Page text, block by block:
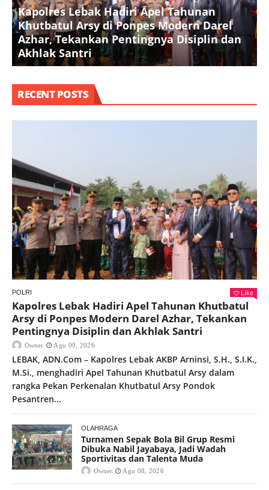
Kapolres Lebak Hadiri Apel Tahunan
Khutbatul Arsy di Ponpes Modern Darel
Azhar, Tekankan Pentingnya Disiplin dan
Akhlak Santri
RECENT POSTS
POLRI Like
Kapolres Lebak Hadiri Apel Tahunan Khutbatul
Arsy di Ponpes Modern Darel Azhar, Tekankan
Pentingnya Disiplin dan Akhlak Santri
Owner Agu 09, 2026
LEBAK, ADN.Com – Kapolres Lebak AKBP Arninsi, S.H., S.I.K.,
M.Si., menghadiri Apel Tahunan Khutbatul Arsy dalam
rangka Pekan Perkenalan Khutbatul Arsy Pondok
Pesantren...
OLAHRAGA
Turnamen Sepak Bola Bil Grup Resmi
Dibuka Nabil Jayabaya, Jadi Wadah
Sportivitas dan Talenta Muda
Owner Agu 08, 2026